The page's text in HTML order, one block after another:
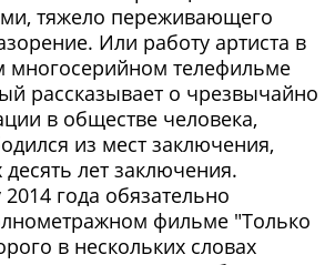
тяжело переживающего
Или работу артиста в
многосерийном телефильме
рассказывает о чрезвычайно
в обществе человека,
из мест заключения,
десять лет заключения.
года обязательно
фильме "Только
в нескольких словах